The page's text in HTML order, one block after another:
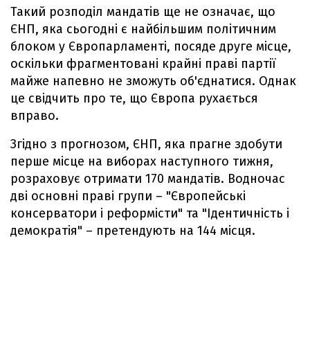
Такий розподіл мандатів ще не означає, що
ЄНП, яка сьогодні є найбільшим політичним
блоком у Європарламенті, посяде друге місце,
оскільки фрагментовані крайні праві партії
майже напевно не зможуть об'єднатися. Однак
це свідчить про те, що Європа рухається
вправо.
Згідно з прогнозом, ЄНП, яка прагне здобути
перше місце на виборах наступного тижня,
розраховує отримати 170 мандатів. Водночас
дві основні праві групи – "Європейські
консерватори і реформісти" та "Ідентичність і
демократія" – претендують на 144 місця.